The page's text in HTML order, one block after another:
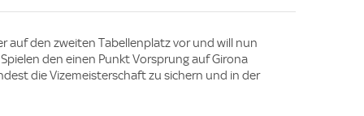
auf den zweiten Tabellenplatz vor und will nun
den einen Punkt Vorsprung auf Girona
die Vizemeisterschaft zu sichern und in der